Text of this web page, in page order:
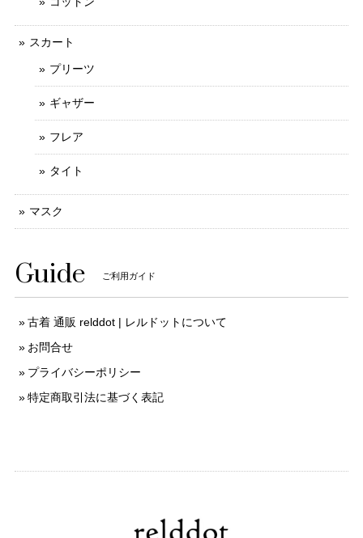
スカート
プリーツ
ギャザー
フレア
タイト
マスク
Guide ご利用ガイド
古着 通販 relddot | レルドットについて
お問合せ
プライバシーポリシー
特定商取引法に基づく表記